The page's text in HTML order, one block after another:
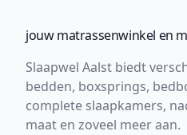
jouw matrassenwinkel en
Slaapwel Aalst biedt
bedden, boxsprings,
complete slaapkamers,
maat en zoveel meer aan.